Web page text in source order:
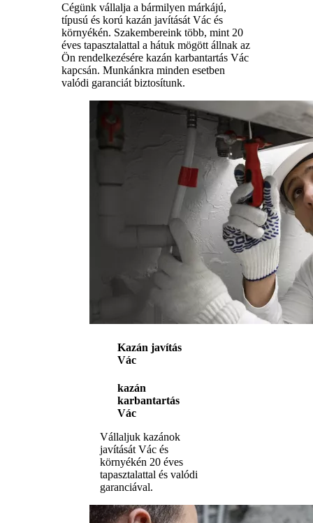
Cégünk vállalja a bármilyen márkájú,
típusú és korú kazán javítását Vác és
környékén. Szakembereink több, mint 20
éves tapasztalattal a hátuk mögött állnak az
Ön rendelkezésére kazán karbantartás Vác
kapcsán. Munkánkra minden esetben
valódi garanciát biztosítunk.
Kazán javítás
Vác
kazán
karbantartás
Vác
Vállaljuk kazánok
javítását Vác és
környékén 20 éves
tapasztalattal és valódi
garanciával.